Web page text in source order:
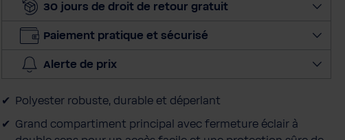
e
l
30 jours de droit de retour gratuit
Paiement pratique et sécurisé
Alerte de prix
Polyester robuste, durable et déperlant
Grand compartiment principal avec fermeture éclair à